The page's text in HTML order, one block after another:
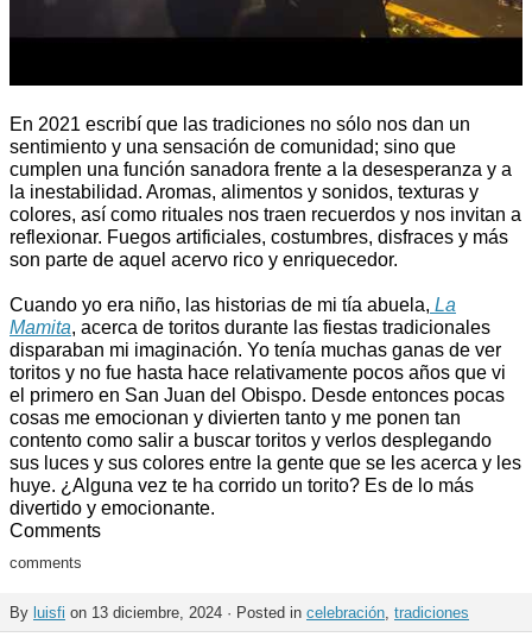
En 2021 escribí que las tradiciones no sólo nos dan un
sentimiento y una sensación de comunidad; sino que
cumplen una función sanadora frente a la desesperanza y a
la inestabilidad. Aromas, alimentos y sonidos, texturas y
colores, así como rituales nos traen recuerdos y nos invitan a
reflexionar. Fuegos artificiales, costumbres, disfraces y más
son parte de aquel acervo rico y enriquecedor.
Cuando yo era niño, las historias de mi tía abuela, La
Mamita, acerca de toritos durante las fiestas tradicionales
disparaban mi imaginación. Yo tenía muchas ganas de ver
toritos y no fue hasta hace relativamente pocos años que vi
el primero en San Juan del Obispo. Desde entonces pocas
cosas me emocionan y divierten tanto y me ponen tan
contento como salir a buscar toritos y verlos desplegando
sus luces y sus colores entre la gente que se les acerca y les
huye. ¿Alguna vez te ha corrido un torito? Es de lo más
divertido y emocionante.
Comments
comments
By luisfi on 13 diciembre, 2024 · Posted in celebración, tradiciones